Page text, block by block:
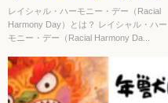
んな行事？
レイシャル・ハーモニー・デー（Racial
Harmony Day）とは？ レイシャル・ハー
モニー・デー（Racial Harmony Da...